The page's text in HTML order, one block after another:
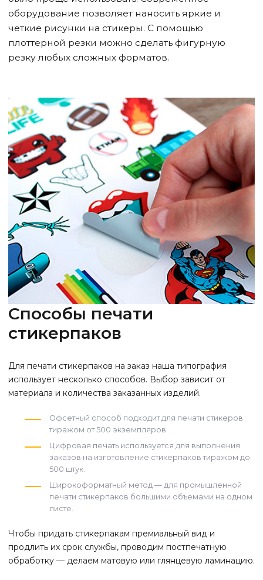
оборудование позволяет наносить яркие и
четкие рисунки на стикеры. С помощью
плоттерной резки можно сделать фигурную
резку любых сложных форматов.
Способы печати
стикерпаков
Для печати стикерпаков на заказ наша типография
использует несколько способов. Выбор зависит от
материала и количества заказанных изделий.
Офсетный способ подходит для печати стикеров
тиражом от 500 экземпляров.
Цифровая печать используется для выполнения
заказов на изготовление стикерпаков тиражом до
500 штук.
Широкоформатный метод — для промышленной
печати стикерпаков большими объемами на одном
листе.
Чтобы придать стикерпакам премиальный вид и
продлить их срок службы, проводим постпечатную
обработку — делаем матовую или глянцевую ламинацию.